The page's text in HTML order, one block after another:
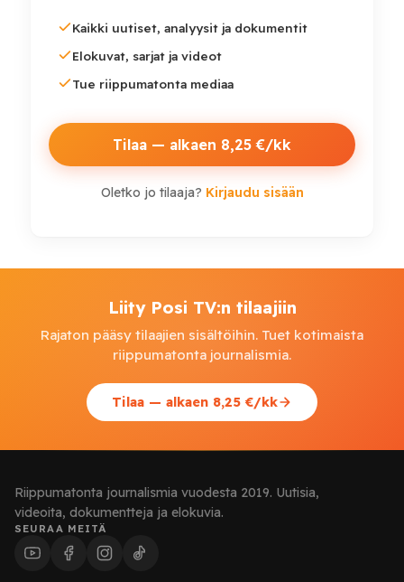
Kaikki uutiset, analyysit ja dokumentit
Elokuvat, sarjat ja videot
Tue riippumatonta mediaa
Tilaa — alkaen 8,25 €/kk
Oletko jo tilaaja? Kirjaudu sisään
Liity Posi TV:n tilaajiin
Rajaton pääsy tilaajien sisältöihin. Tuet kotimaista
riippumatonta journalismia.
Tilaa — alkaen 8,25 €/kk
Riippumatonta journalismia vuodesta 2019. Uutisia,
videoita, dokumentteja ja elokuvia.
SEURAA MEITÄ